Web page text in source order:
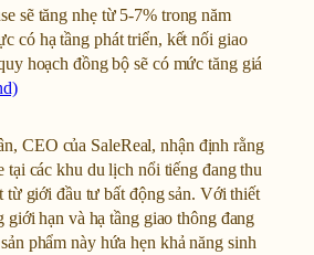
sẽ tăng nhẹ từ 5-7% trong năm
có hạ tầng phát triển, kết nối giao
hoạch đồng bộ sẽ có mức tăng giá
CEO của SaleReal, nhận định rằng
tại các khu du lịch nổi tiếng đang thu
từ giới đầu tư bất động sản. Với thiết
giới hạn và hạ tầng giao thông đang
phẩm này hứa hẹn khả năng sinh